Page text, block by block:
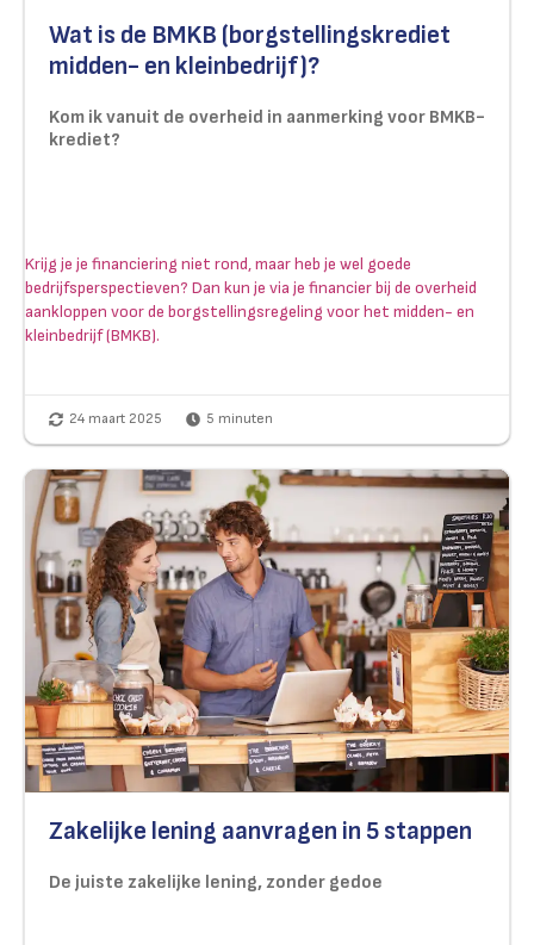
Wat is de BMKB (borgstellingskrediet
midden- en kleinbedrijf)?
Kom ik vanuit de overheid in aanmerking voor BMKB-
krediet?
Krijg je je financiering niet rond, maar heb je wel goede
bedrijfsperspectieven? Dan kun je via je financier bij de overheid
aankloppen voor de borgstellingsregeling voor het midden- en
kleinbedrijf (BMKB).
24 maart 2025 5 minuten
Zakelijke lening aanvragen in 5 stappen
De juiste zakelijke lening, zonder gedoe